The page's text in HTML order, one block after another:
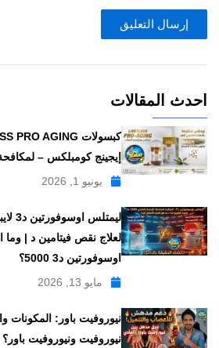
احدث المقالات
إيجينج كومبلكس –
يونيو 1, 2026
لعلاج نقص فيتامين د | وما
اوسوفورتين د3 5000؟
مايو 13, 2026
نيوروفيت باور: المكونات
نيوروفيت ونيوروفيت